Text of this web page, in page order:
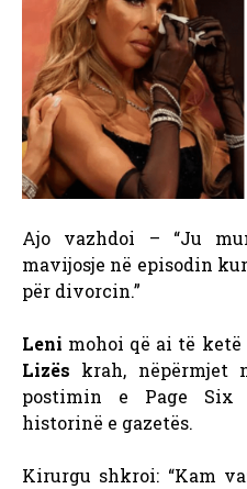
Ajo vazhdoi – “Ju
mavijosje në episodin
për divorcin.”
Leni mohoi që ai të
Lizës krah, nëpërmjet
postimin e Page
historinë e gazetës.
Kirurgu shkroi: “Kam